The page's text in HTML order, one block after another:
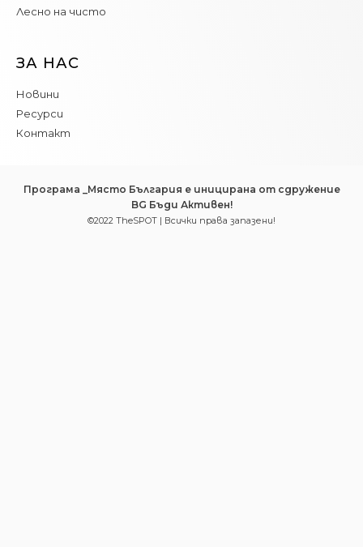
Лесно на чисто
ЗА НАС
Новини
Ресурси
Контакт
Програма _Място България е иницирана от сдружение
BG Бъди Активен!
©2022 TheSPOT | Всички права запазени!